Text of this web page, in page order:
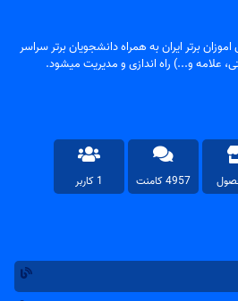
برتر ایران به همراه دانشجویان برتر سراسر
علامه و...) راه اندازی و مدیریت میشود.
4957 کامنت 1 کاربر